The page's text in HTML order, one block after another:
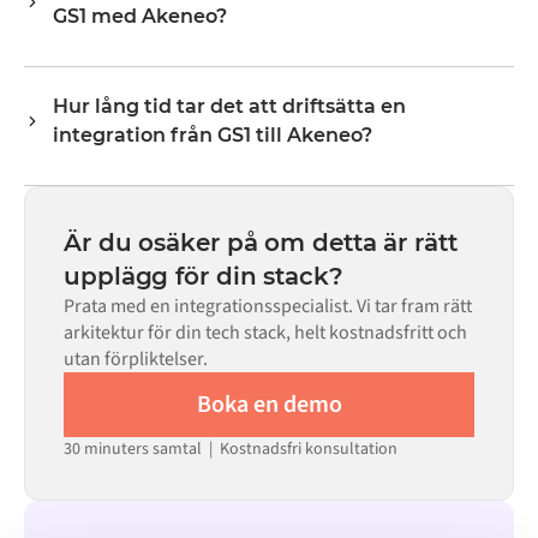
lagernivåer, priser och statusuppdateringar. Alumios
data anländer i det format som varje system förväntar
GS1 med Akeneo?
Marketplace konfigurerar du integrationen via ett visuellt
gränssnitt utan att skriva egen kod, inklusive
kod finns tillgänglig i de fall där konfigurationen inte
Hur lång tid tar det att driftsätta en
integration från GS1 till Akeneo?
beroende på komplexiteten i datamappningen, antalet
flöden som krävs och din interna granskningsprocess.
För många system finns färdiga kopplingar tillgängliga i
Alumio Marketplace, vilket avsevärt minskar
installationstiden.
Är du osäker på om detta är rätt
upplägg för din stack?
Prata med en integrationsspecialist. Vi tar fram rätt
arkitektur för din tech stack, helt kostnadsfritt och
utan förpliktelser.
Boka en demo
30 minuters samtal | Kostnadsfri konsultation